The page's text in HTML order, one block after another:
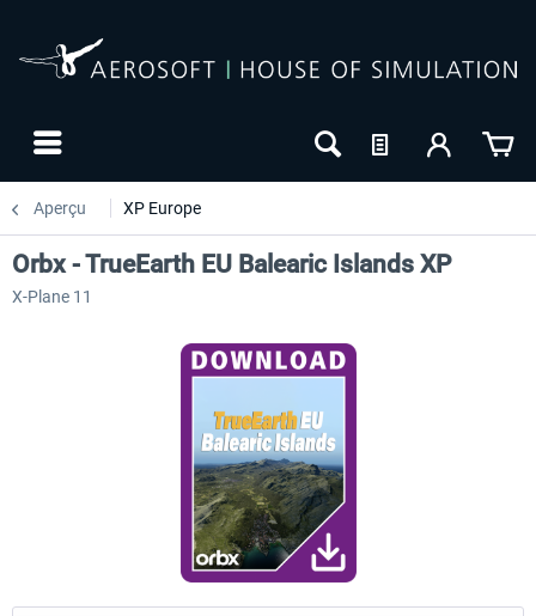
Aperçu XP Europe
Orbx - TrueEarth EU Balearic Islands XP
X-Plane 11